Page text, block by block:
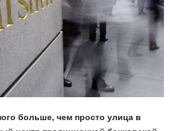
больше, чем просто улица в